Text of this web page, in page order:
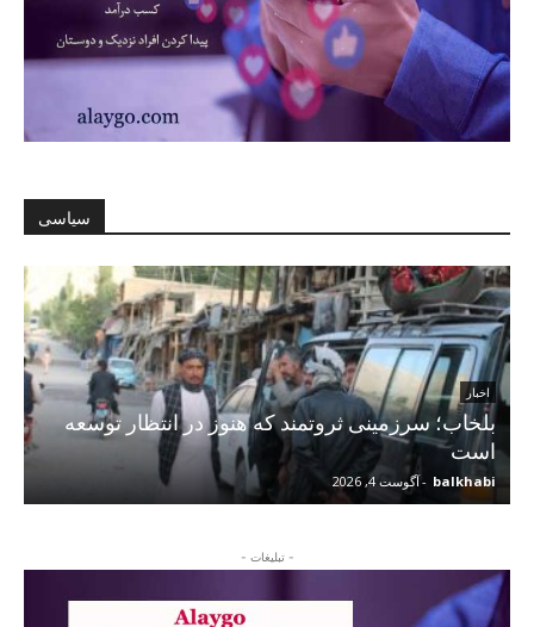
سیاسی
اخبار
بلخاب؛ سرزمینی ثروتمند که هنوز در انتظار توسعه
است
balkhabi
-آگوست 4, 2026
- تبلیغات -